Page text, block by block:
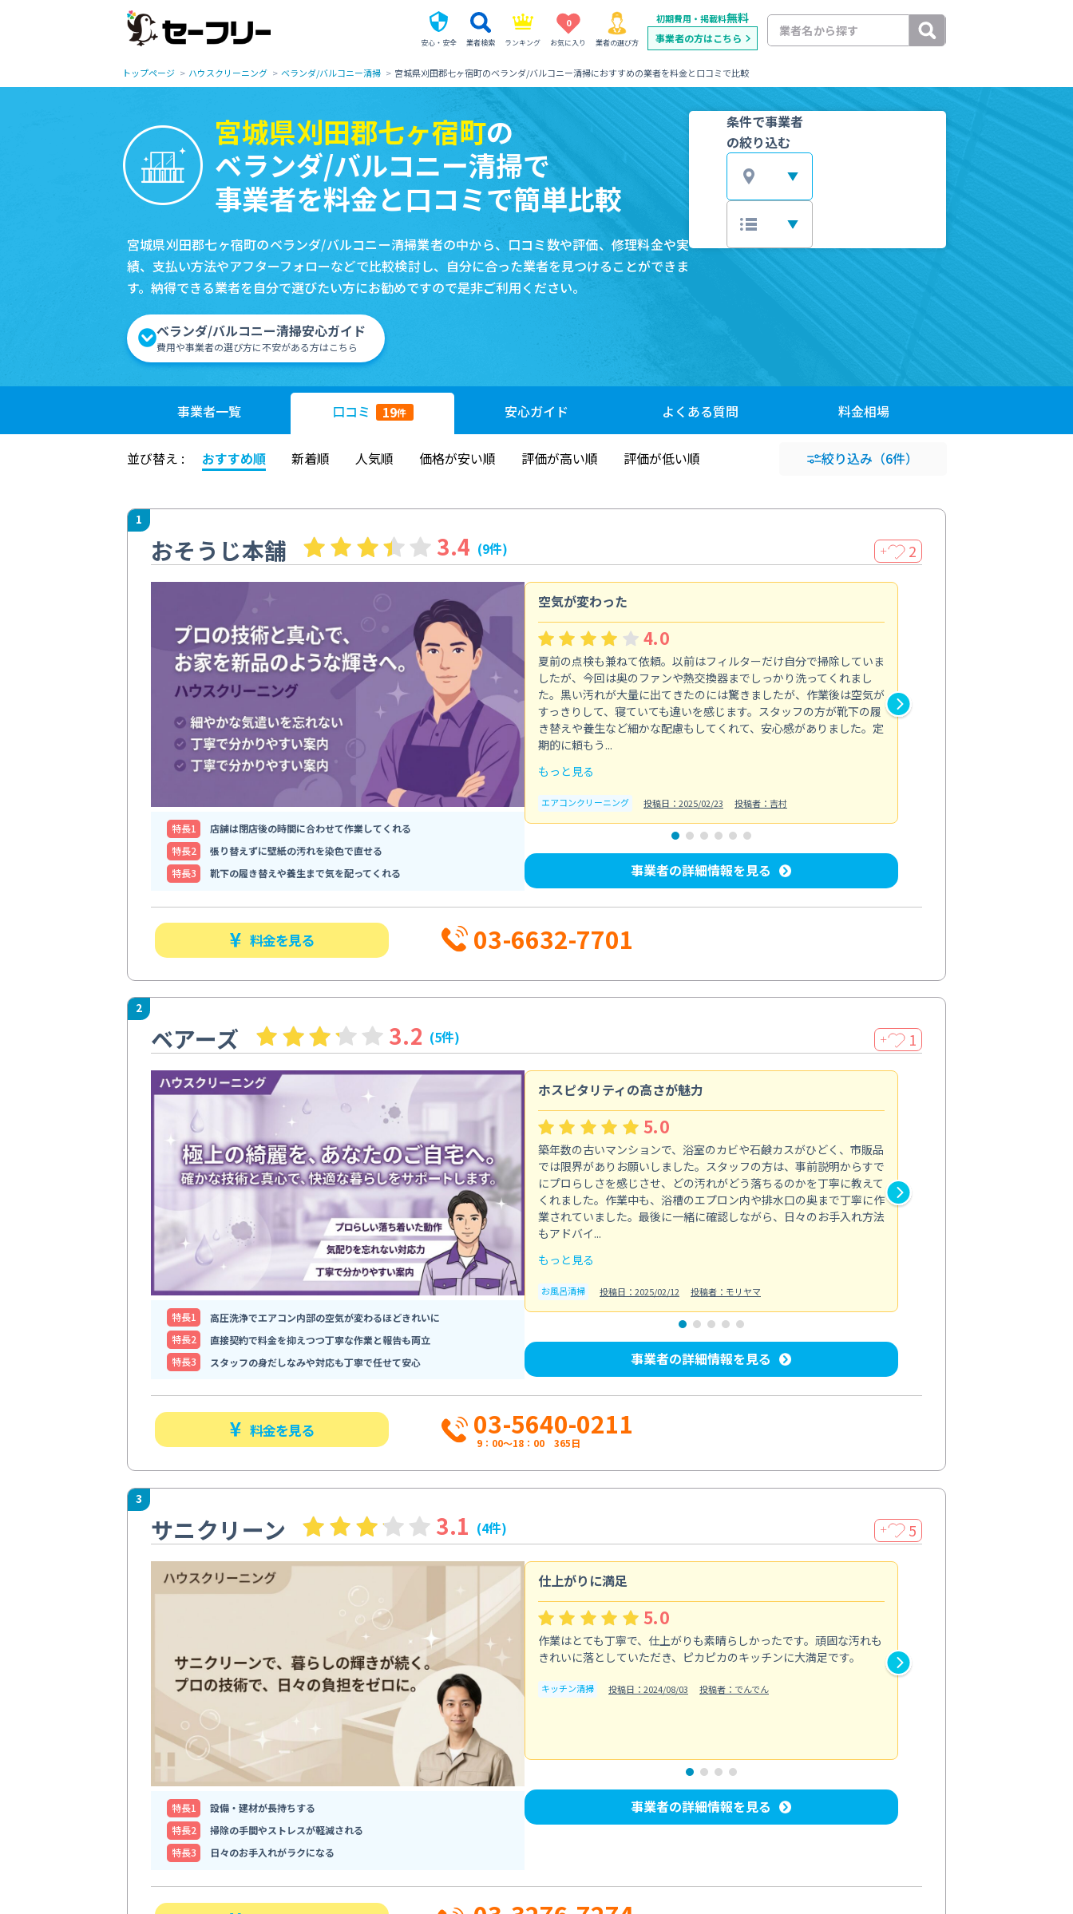
安心・安全 業者検索 ランキング
0
お気に入り 業者の選び方
初期費用・掲載料無料
事業者の方はこちら
トップページ ハウスクリーニング ベランダ/バルコニー清掃 宮城県刈田郡七ヶ宿町のベランダ/バルコニー清掃におすすめの業者を料金と口コミで比較
宮城県刈田郡七ヶ宿町の
ベランダ/バルコニー清掃で
事業者を料金と口コミで簡単比較
宮城県刈田郡七ヶ宿町のベランダ/バルコニー清掃業者の中から、口コミ数や評価、修理料金や実
績、支払い方法やアフターフォローなどで比較検討し、自分に合った業者を見つけることができま
す。納得できる業者を自分で選びたい方にお勧めですので是非ご利用ください。
ベランダ/バルコニー清掃安心ガイド
費用や事業者の選び方に不安がある方はこちら
条件で事業者
の絞り込む
事業者一覧 口コミ 19件 安心ガイド よくある質問 料金相場
並び替え : おすすめ順 新着順 人気順 価格が安い順 評価が高い順 評価が低い順 絞り込み （6件）
1
おそうじ本舗 3.4 (9件) ＋ 2
特⻑1
店舗は閉店後の時間に合わせて作業してくれる
特⻑2
張り替えずに壁紙の汚れを染色で直せる
特⻑3
靴下の履き替えや養生まで気を配ってくれる
空気が変わった
4.0
夏前の点検も兼ねて依頼。以前はフィルターだけ自分で掃除していま
したが、今回は奥のファンや熱交換器までしっかり洗ってくれまし
た。黒い汚れが大量に出てきたのには驚きましたが、作業後は空気が
すっきりして、寝ていても違いを感じます。スタッフの方が靴下の履
き替えや養生など細かな配慮もしてくれて、安心感がありました。定
期的に頼もう...
もっと見る
エアコンクリーニング 投稿日：2025/02/23 投稿者：吉村
事業者の詳細情報を見る
料金を見る 03-6632-7701
2
ベアーズ 3.2 (5件) ＋ 1
特⻑1
高圧洗浄でエアコン内部の空気が変わるほどきれいに
特⻑2
直接契約で料金を抑えつつ丁寧な作業と報告も両立
特⻑3
スタッフの身だしなみや対応も丁寧で任せて安心
ホスピタリティの高さが魅力
5.0
築年数の古いマンションで、浴室のカビや石鹸カスがひどく、市販品
では限界がありお願いしました。スタッフの方は、事前説明からすで
にプロらしさを感じさせ、どの汚れがどう落ちるのかを丁寧に教えて
くれました。作業中も、浴槽のエプロン内や排水口の奥まで丁寧に作
業されていました。最後に一緒に確認しながら、日々のお手入れ方法
もアドバイ...
もっと見る
お風呂清掃 投稿日：2025/02/12 投稿者：モリヤマ
事業者の詳細情報を見る
料金を見る 03-5640-0211
9：00～18：00 365日
3
サニクリーン 3.1 (4件) ＋ 5
特⻑1
設備・建材が長持ちする
特⻑2
掃除の手間やストレスが軽減される
特⻑3
日々のお手入れがラクになる
仕上がりに満足
5.0
作業はとても丁寧で、仕上がりも素晴らしかったです。頑固な汚れも
きれいに落としていただき、ピカピカのキッチンに大満足です。
キッチン清掃 投稿日：2024/08/03 投稿者：でんでん
事業者の詳細情報を見る